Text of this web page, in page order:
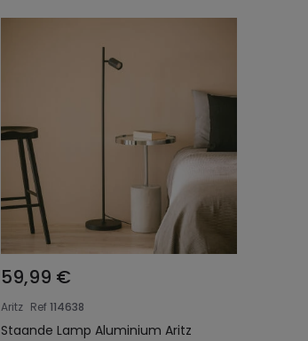
59,99 €
Aritz Ref114638
Staande Lamp Aluminium Aritz